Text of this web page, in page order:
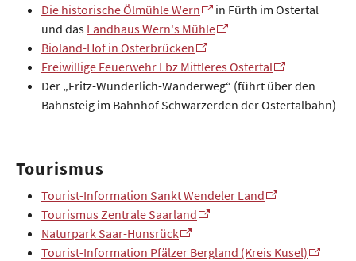
Die historische Ölmühle Wern
in Fürth im Ostertal
und das Landhaus Wern's Mühle
Bioland-Hof in Osterbrücken
Freiwillige Feuerwehr Lbz Mittleres Ostertal
Der „Fritz-Wunderlich-Wanderweg“ (führt über den
Bahnsteig im Bahnhof Schwarzerden der Ostertalbahn)
Tourismus
Tourist-Information Sankt Wendeler Land
Tourismus Zentrale Saarland
Naturpark Saar-Hunsrück
Tourist-Information Pfälzer Bergland (Kreis Kusel)